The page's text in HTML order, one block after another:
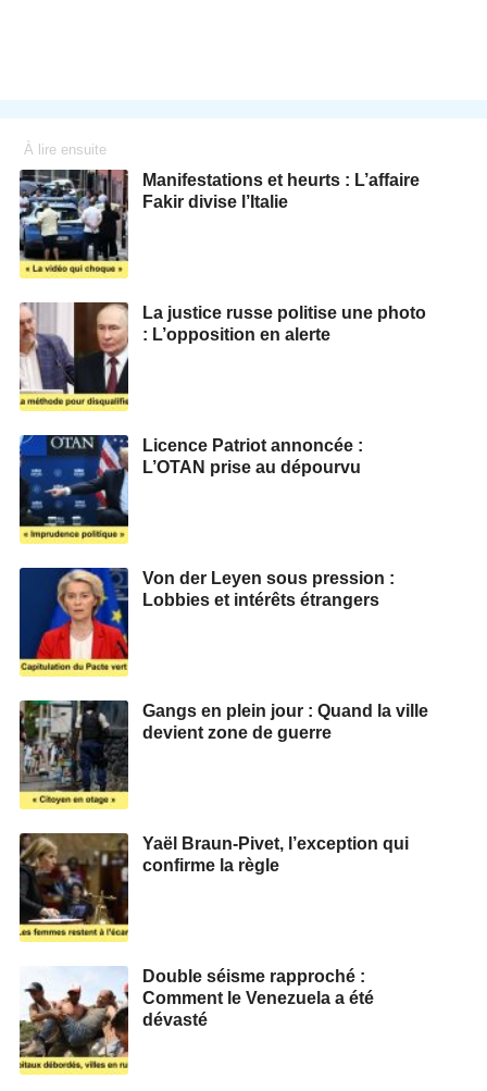
À lire ensuite
Manifestations et heurts : L’affaire
Fakir divise l’Italie
La justice russe politise une photo
: L’opposition en alerte
Licence Patriot annoncée :
L’OTAN prise au dépourvu
Von der Leyen sous pression :
Lobbies et intérêts étrangers
Gangs en plein jour : Quand la ville
devient zone de guerre
Yaël Braun-Pivet, l’exception qui
confirme la règle
Double séisme rapproché :
Comment le Venezuela a été
dévasté